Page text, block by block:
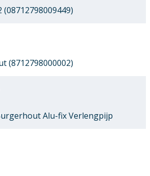
(08712798009449)
(8712798000002)
Alu-fix Verlengpijp